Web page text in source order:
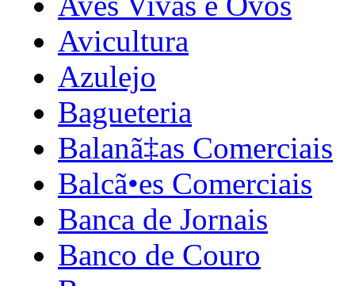
Avicultura
Azulejo
Bagueteria
Balanã‡as Comerciais
Balcã•es Comerciais
Banca de Jornais
Banco de Couro